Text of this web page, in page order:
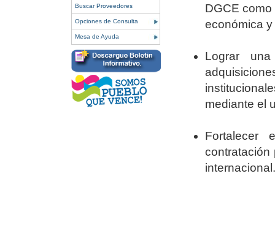
Buscar Proveedores
Opciones de Consulta
Mesa de Ayuda
DGCE
económica
Lograr
mediante el
Fortalecer
contratación
internacional.